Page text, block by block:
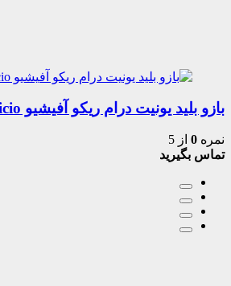
بازو بلید یونیت درام ریکو آفیشیو Richo Aficio
نمره 0 از 5
تماس بگیرید